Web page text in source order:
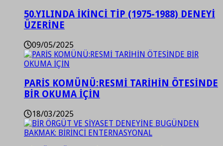
50.YILINDA İKİNCİ TİP (1975-1988) DENEYİ
ÜZERİNE
09/05/2025
PARİS KOMÜNÜ:RESMİ TARİHİN ÖTESİNDE
BİR OKUMA İÇİN
18/03/2025